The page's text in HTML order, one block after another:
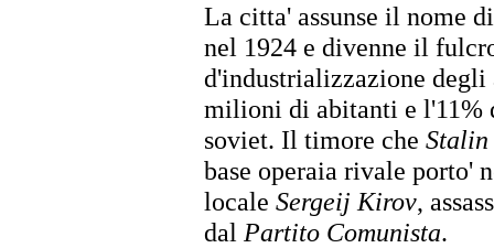
La citta' assunse il nome
nel 1924 e divenne il
d'industrializzazione degli
milioni di abitanti e l'11%
soviet. Il timore che Stalin
base operaia rivale porto'
locale Sergeij Kirov,
dal Partito Comunista.